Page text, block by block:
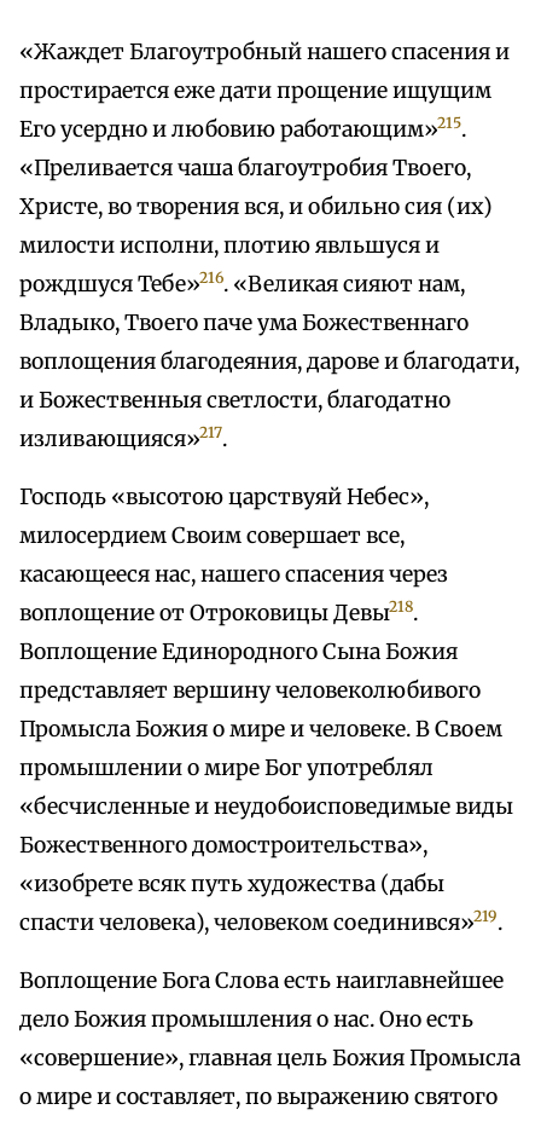
«Жаждет Благоутробный нашего спасения и
простирается еже дати прощение ищущим
Его усердно и любовию работающим»215.
«Преливается чаша благоутробия Твоего,
Христе, во творения вся, и обильно сия (их)
милости исполни, плотию явльшуся и
рождшуся Тебе»216. «Великая сияют нам,
Владыко, Твоего паче ума Божественнаго
воплощения благодеяния, дарове и благодати,
и Божественныя светлости, благодатно
изливающияся»217.
Господь «высотою царствуяй Небес»,
милосердием Своим совершает все,
касающееся нас, нашего спасения через
воплощение от Отроковицы Девы218.
Воплощение Единородного Сына Божия
представляет вершину человеколюбивого
Промысла Божия о мире и человеке. В Своем
промышлении о мире Бог употреблял
«бесчисленные и неудобоисповедимые виды
Божественного домостроительства»,
«изобрете всяк путь художества (дабы
спасти человека), человеком соединився»219.
Воплощение Бога Слова есть наиглавнейшее
дело Божия промышления о нас. Оно есть
«совершение», главная цель Божия Промысла
о мире и составляет, по выражению святого